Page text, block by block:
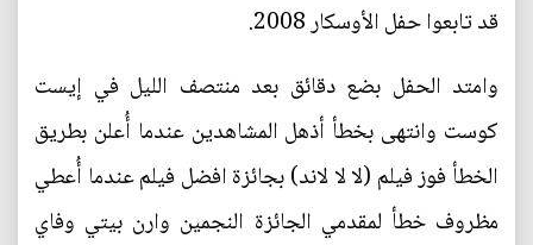
قد تابعوا حفل الأوسكار 2008.
وامتد الحفل بضع دقائق بعد منتصف الليل في إيست
كوست وانتهى بخطأ أذهل المشاهدين عندما أُعلن بطريق
الخطأ فوز فيلم (لا لا لاند) بجائزة افضل فيلم عندما أُعطي
مظروف خطأ لمقدمي الجائزة النجمين وارن بيتي وفاي